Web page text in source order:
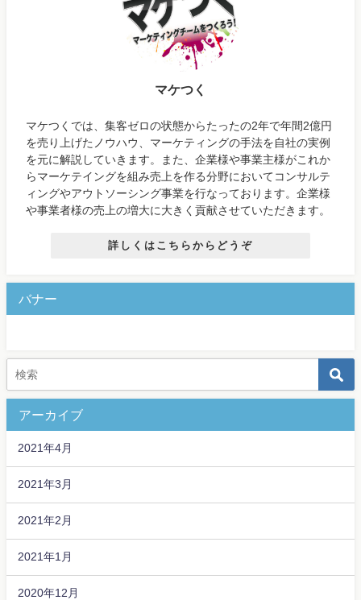
マケつく
マケつくでは、集客ゼロの状態からたったの2年で年間2億円
を売り上げたノウハウ、マーケティングの手法を自社の実例
を元に解説していきます。また、企業様や事業主様がこれか
らマーケテイングを組み売上を作る分野においてコンサルテ
ィングやアウトソーシング事業を行なっております。企業様
や事業者様の売上の増大に大きく貢献させていただきます。
詳しくはこちらからどうぞ
バナー
アーカイブ
2021年4月
2021年3月
2021年2月
2021年1月
2020年12月